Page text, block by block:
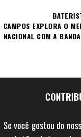
CAMPOS EXPLORA O
NACIONAL COM A
Se você gostou do